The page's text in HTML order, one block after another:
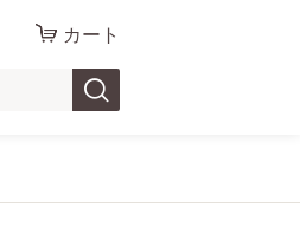
カート